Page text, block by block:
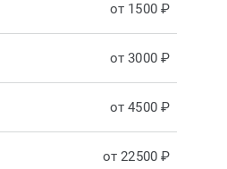
от 1500 ₽
от 3000 ₽
от 4500 ₽
от 22500 ₽